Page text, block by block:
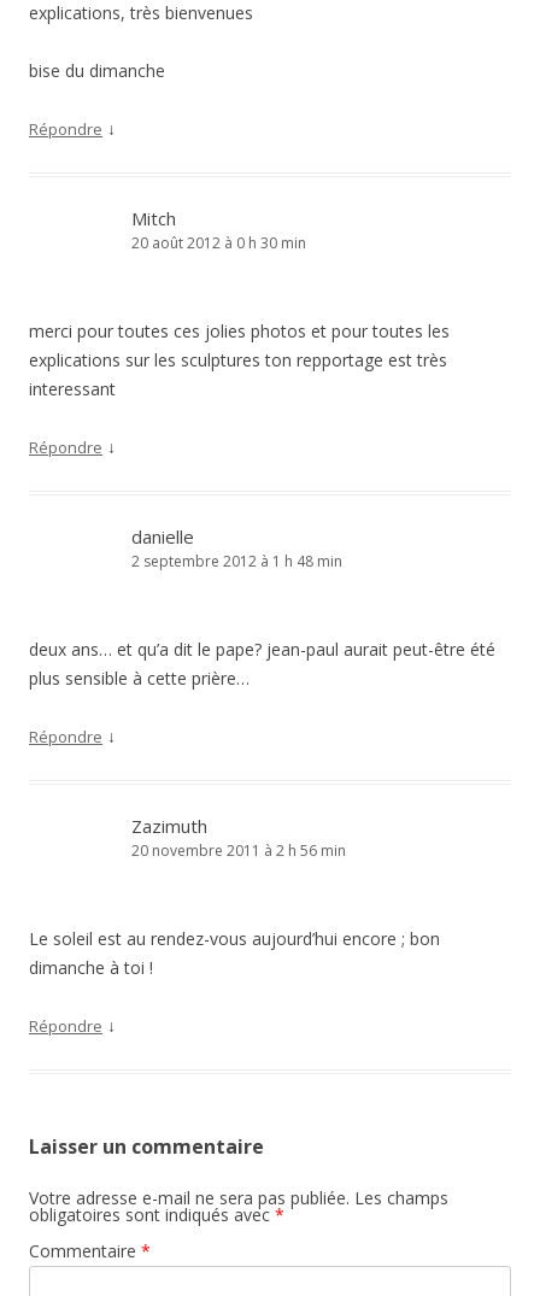
explications, très bienvenues
bise du dimanche
Répondre ↓
Mitch
20 août 2012 à 0 h 30 min
merci pour toutes ces jolies photos et pour toutes les
explications sur les sculptures ton repportage est très
interessant
Répondre ↓
danielle
2 septembre 2012 à 1 h 48 min
deux ans… et qu’a dit le pape? jean-paul aurait peut-être été
plus sensible à cette prière…
Répondre ↓
Zazimuth
20 novembre 2011 à 2 h 56 min
Le soleil est au rendez-vous aujourd’hui encore ; bon
dimanche à toi !
Répondre ↓
Laisser un commentaire
Votre adresse e-mail ne sera pas publiée. Les champs
obligatoires sont indiqués avec *
Commentaire *